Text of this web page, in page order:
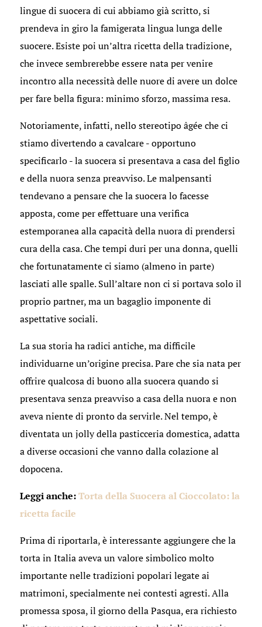
lingue di suocera di cui abbiamo già scritto, si
prendeva in giro la famigerata lingua lunga delle
suocere. Esiste poi un’altra ricetta della tradizione,
che invece sembrerebbe essere nata per venire
incontro alla necessità delle nuore di avere un dolce
per fare bella figura: minimo sforzo, massima resa.
Notoriamente, infatti, nello stereotipo âgée che ci
stiamo divertendo a cavalcare - opportuno
specificarlo - la suocera si presentava a casa del figlio
e della nuora senza preavviso. Le malpensanti
tendevano a pensare che la suocera lo facesse
apposta, come per effettuare una verifica
estemporanea alla capacità della nuora di prendersi
cura della casa. Che tempi duri per una donna, quelli
che fortunatamente ci siamo (almeno in parte)
lasciati alle spalle. Sull’altare non ci si portava solo il
proprio partner, ma un bagaglio imponente di
aspettative sociali.
La sua storia ha radici antiche, ma difficile
individuarne un’origine precisa. Pare che sia nata per
offrire qualcosa di buono alla suocera quando si
presentava senza preavviso a casa della nuora e non
aveva niente di pronto da servirle. Nel tempo, è
diventata un jolly della pasticceria domestica, adatta
a diverse occasioni che vanno dalla colazione al
dopocena.
Leggi anche:Torta della Suocera al Cioccolato: la
ricetta facile
Prima di riportarla, è interessante aggiungere che la
torta in Italia aveva un valore simbolico molto
importante nelle tradizioni popolari legate ai
matrimoni, specialmente nei contesti agresti. Alla
promessa sposa, il giorno della Pasqua, era richiesto